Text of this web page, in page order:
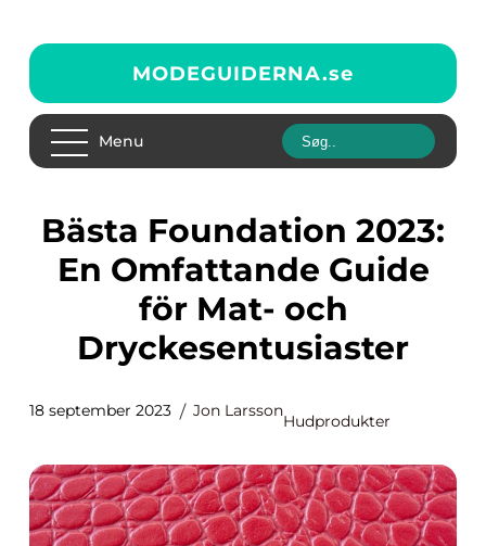
MODEGUIDERNA.se
Menu
Bästa Foundation 2023:
En Omfattande Guide
för Mat- och
Dryckesentusiaster
18 september 2023 Jon Larsson
Hudprodukter